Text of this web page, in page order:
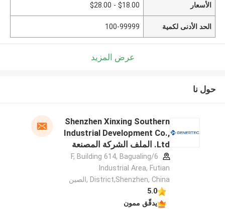
الأسعار $18.00 - $28.00
الحد الأدنى لكمية 100-99999
عرض المزيد
حول نا
Shenzhen Xinxing Southern
Industrial Development Co.,
Ltd. الملف الشركة المصنعة
6/F, Building 614, Bagualing
Industrial Area, Futian
District,Shenzhen, China ,الصين
5.0
يدقّق ممون